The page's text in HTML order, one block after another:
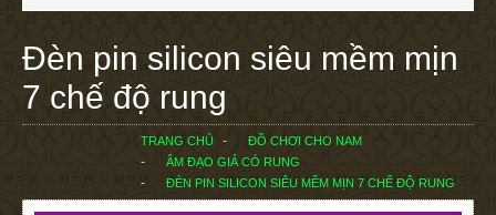
Đèn pin silicon siêu mềm mịn
7 chế độ rung
TRANG CHỦ
ĐỒ CHƠI CHO NAM
ÂM ĐẠO GIẢ CÓ RUNG
ĐÈN PIN SILICON SIÊU MỀM MỊN 7 CHẾ ĐỘ RUNG